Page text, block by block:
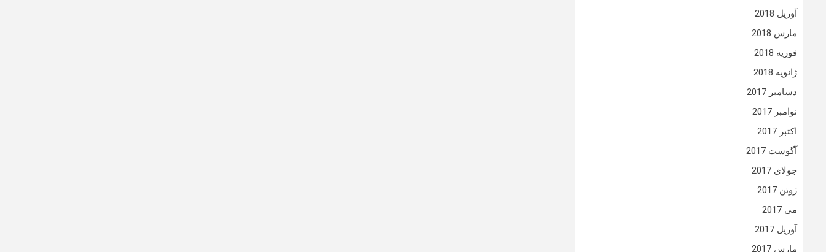
آوریل 2018
مارس 2018
فوریه 2018
ژانویه 2018
دسامبر 2017
نوامبر 2017
اکتبر 2017
آگوست 2017
جولای 2017
ژوئن 2017
می 2017
آوریل 2017
مارس 2017